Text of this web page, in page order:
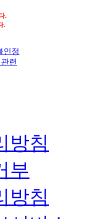
.
.
인정
련
방침
부
방침